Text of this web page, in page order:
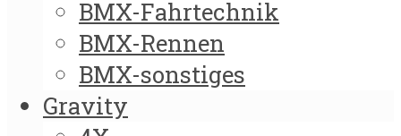
BMX-Fahrtechnik
BMX-Rennen
BMX-sonstiges
Gravity